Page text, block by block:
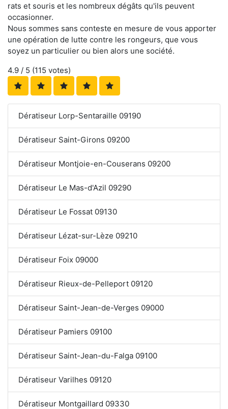
rats et souris et les nombreux dégâts qu'ils peuvent
occasionner.
Nous sommes sans conteste en mesure de vous apporter
une opération de lutte contre les rongeurs, que vous
soyez un particulier ou bien alors une société.
4.9 / 5 (115 votes)
Dératiseur Lorp-Sentaraille 09190
Dératiseur Saint-Girons 09200
Dératiseur Montjoie-en-Couserans 09200
Dératiseur Le Mas-d'Azil 09290
Dératiseur Le Fossat 09130
Dératiseur Lézat-sur-Lèze 09210
Dératiseur Foix 09000
Dératiseur Rieux-de-Pelleport 09120
Dératiseur Saint-Jean-de-Verges 09000
Dératiseur Pamiers 09100
Dératiseur Saint-Jean-du-Falga 09100
Dératiseur Varilhes 09120
Dératiseur Montgaillard 09330